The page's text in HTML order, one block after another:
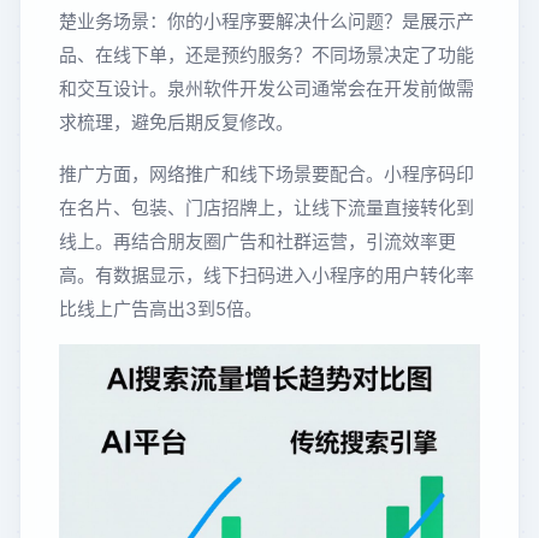
楚业务场景：你的小程序要解决什么问题？是展示产
品、在线下单，还是预约服务？不同场景决定了功能
和交互设计。泉州软件开发公司通常会在开发前做需
求梳理，避免后期反复修改。
推广方面，网络推广和线下场景要配合。小程序码印
在名片、包装、门店招牌上，让线下流量直接转化到
线上。再结合朋友圈广告和社群运营，引流效率更
高。有数据显示，线下扫码进入小程序的用户转化率
比线上广告高出3到5倍。